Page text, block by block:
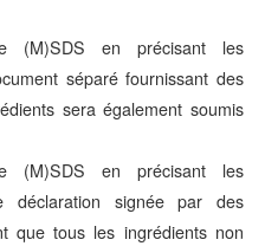
(M)SDS en précisant les
séparé fournissant des
sera également soumis
(M)SDS en précisant les
déclaration signée par des
que tous les ingrédients non